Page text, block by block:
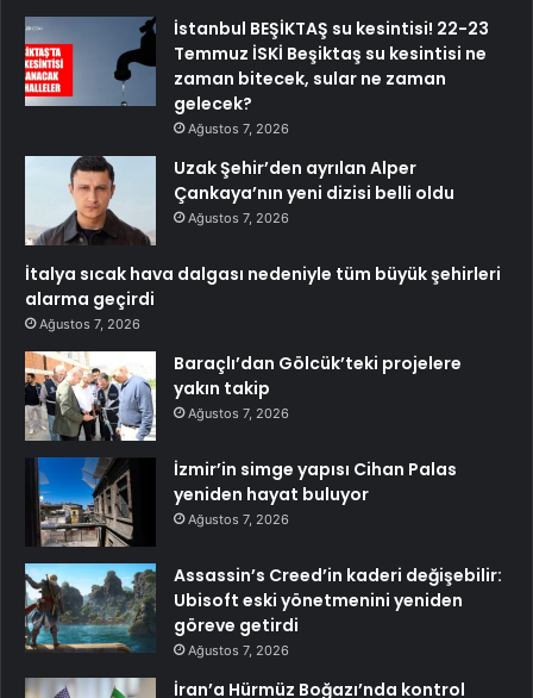
İstanbul BEŞİKTAŞ su kesintisi! 22-23
Temmuz İSKİ Beşiktaş su kesintisi ne
zaman bitecek, sular ne zaman
gelecek?
Ağustos 7, 2026
Uzak Şehir’den ayrılan Alper
Çankaya’nın yeni dizisi belli oldu
Ağustos 7, 2026
İtalya sıcak hava dalgası nedeniyle tüm büyük şehirleri
alarma geçirdi
Ağustos 7, 2026
Baraçlı’dan Gölcük’teki projelere
yakın takip
Ağustos 7, 2026
İzmir’in simge yapısı Cihan Palas
yeniden hayat buluyor
Ağustos 7, 2026
Assassin’s Creed’in kaderi değişebilir:
Ubisoft eski yönetmenini yeniden
göreve getirdi
Ağustos 7, 2026
İran’a Hürmüz Boğazı’nda kontrol